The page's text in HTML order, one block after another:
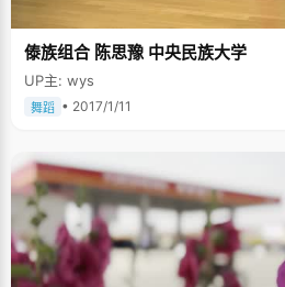
傣族组合 陈思豫 中央民族大学
UP主: wys
舞蹈 • 2017/1/11